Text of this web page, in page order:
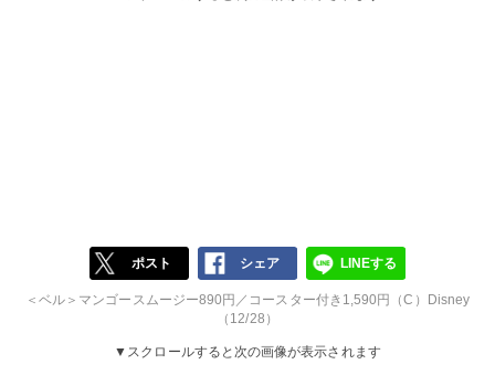
ポスト シェア LINEする
＜ベル＞マンゴースムージー890円／コースター付き1,590円（C）Disney
（12/28）
▼スクロールすると次の画像が表示されます